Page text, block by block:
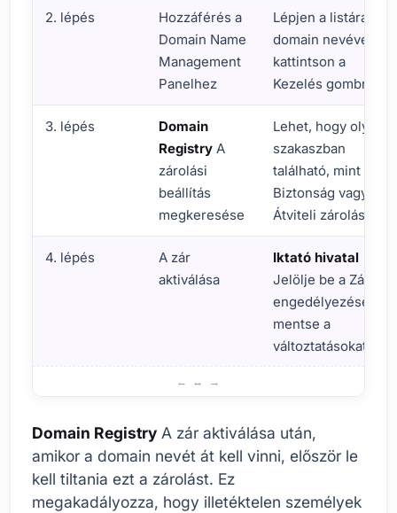
2. lépés
Hozzáférés a
Domain Name
Management
Panelhez
Lépjen a listára a
domain nevével, és
kattintson a
Kezelés gombra.
3. lépés
Domain
Registry A
zárolási
beállítás
megkeresése
Lehet, hogy olyan
szakaszban
található, mint a
Biztonság vagy az
Átviteli zárolás.
4. lépés
A zár
aktiválása
Iktató hivatal
Jelölje be a Zárolás
engedélyezését és
mentse a
változtatásokat.
Domain Registry A zár aktiválása után,
amikor a domain nevét át kell vinni, először le
kell tiltania ezt a zárolást. Ez
megakadályozza, hogy illetéktelen személyek